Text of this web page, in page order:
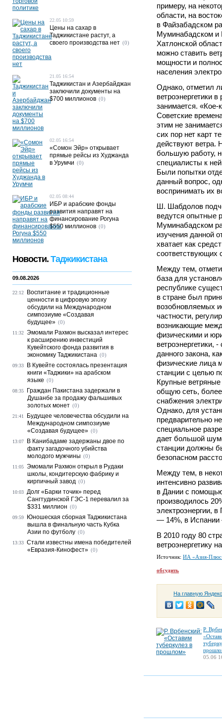
примеру, на
области, на
в Файзабадском
Муминабадском и
Хатлонской
можно ставить
мощности и
населения
Однако, отметил
ветроэнергетики
занимается.
Советские
этим не
сих пор нет карт
действуют ветра.
большую работу,
специалисты к
Были попытки
данный вопрос,
воспринимать их
Ш. Шабдолов
ведутся опытные
Муминабадском
изучения данной
хватает как
соответствующих
Между тем,
база для
республике
в стране был
возобновляемых
частности,
возникающие
физическими и
ветроэнергетики,
данного закона,
физические лица
станции с целью
Крупные
общую сеть,
снабжения
Однако, для
предварительно
специальное
дает большой
станции должны
безопасном
Между тем, в
интенсивно
в Дании с
производилось
электроэнергии,
— 14%, в
В 2010 году 80
ветроэнергетику
Источник: ИА «Азия-
обсудить
На главную
Р.
05.06
22.05 10:59
Цены на сахар в
Таджикистане растут, а
своего производства нет (0)
21.05 16:54
Таджикистан и Азербайджан
заключили документы на
$700 миллионов (0)
02.05 16:54
«Сомон Эйр» открывает
прямые рейсы из Худжанда
в Урумчи (0)
02.05 08:44
ИБР и арабские фонды
развития направят на
финансирование Рогуна
$550 миллионов (0)
Новости. Таджикистана
09.08.2026
22:12
Воспитание и традиционные
ценности в цифровую эпоху
обсудили на Международном
симпозиуме «Создавая
будущее» (0)
11:32 Эмомали Рахмон высказал интерес
к расширению инвестиций
Кувейтского фонда развития в
экономику Таджикистана (0)
09:33
В Кувейте состоялась презентация
книги «Таджики» на арабском
языке (0)
08:35
Граждан Пакистана задержали в
Душанбе за продажу фальшивых
золотых монет (0)
21:41
Будущее человечества обсудили на
Международном симпозиуме
«Создавая будущее» (0)
13:07
В Канибадаме задержаны двое по
факту загадочного убийства
молодого мужчины (0)
11:05 Эмомали Рахмон открыл в Рудаки
школы, кондитерскую фабрику и
кирпичный завод (0)
10:03 Долг «Барки точик» перед
Сангтудинской ГЭС-1 перевалил за
$331 миллион (0)
09:59
Юношеская сборная Таджикистана
вышла в финальную часть Кубка
Азии по футболу (0)
13:33 Стали известны имена победителей
«Евразия-Кинофест» (0)